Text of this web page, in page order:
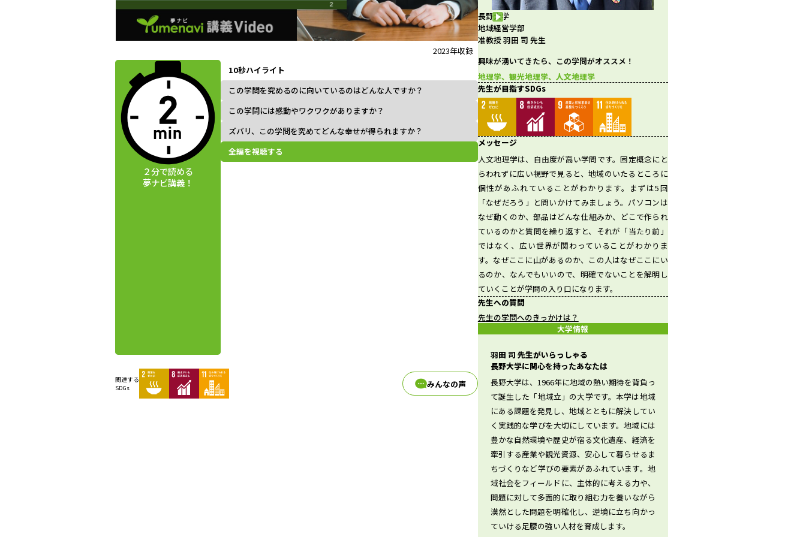
l
a
y
2023年収録
２分で読める
夢ナビ講義！
動画視聴前に
夢ナビ講義を
読んでみよう
10秒ハイライト
この学問を究めるのに向いているのはどんな人ですか？
この学問には感動やワクワクがありますか？
ズバリ、この学問を究めてどんな幸せが得られますか？
全編を視聴する
関連する
SDGs
みんなの声
長野大学
地域経営学部
准教授 羽田 司 先生
興味が湧いてきたら、この学問がオススメ！
地理学、観光地理学、人文地理学
先生が目指すSDGs
メッセージ
人文地理学は、自由度が高い学問です。固定概念にと
らわれずに広い視野で見ると、地域のいたるところに
個性があふれていることがわかります。まずは5回
「なぜだろう」と問いかけてみましょう。パソコンは
なぜ動くのか、部品はどんな仕組みか、どこで作られ
ているのかと質問を繰り返すと、それが「当たり前」
ではなく、広い世界が関わっていることがわかりま
す。なぜここに山があるのか、この人はなぜここにい
るのか、なんでもいいので、明確でないことを解明し
ていくことが学問の入り口になります。
先生への質問
先生の学問へのきっかけは？
大学情報
羽田 司 先生がいらっしゃる
長野大学に関心を持ったあなたは
長野大学は、1966年に地域の熱い期待を背負っ
て誕生した「地域立」の大学です。本学は地域
にある課題を発見し、地域とともに解決してい
く実践的な学びを大切にしています。地域には
豊かな自然環境や歴史が宿る文化遺産、経済を
牽引する産業や観光資源、安心して暮らせるま
ちづくりなど学びの要素があふれています。地
域社会をフィールドに、主体的に考える力や、
問題に対して多面的に取り組む力を養いながら
漠然とした問題を明確化し、逆境に立ち向かっ
ていける足腰の強い人材を育成します。